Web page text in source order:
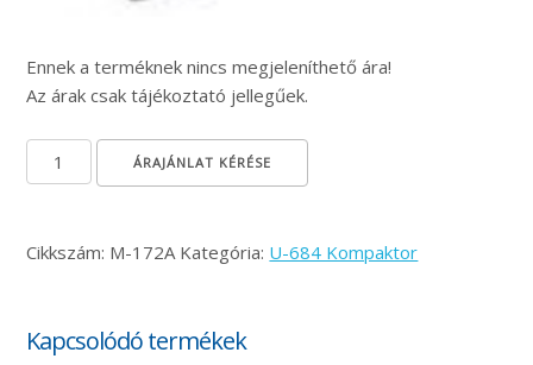
Ennek a terméknek nincs megjeleníthető ára!
Az árak csak tájékoztató jellegűek.
SX lúdtalp kapa mennyiség
ÁRAJÁNLAT KÉRÉSE
Cikkszám: M-172A Kategória: U-684 Kompaktor
Kapcsolódó termékek